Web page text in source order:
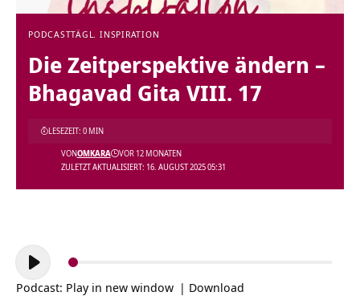
PODCASTTÄGL. INSPIRATION
Die Zeitperspektive ändern –
Bhagavad Gita VIII. 17
ZULETZT AKTUALISIERT: 16. AUGUST 2025 05:31
VONOMKARA VOR 12 MONATEN
LESEZEIT: 0 MIN
Audio-
Player
Podcast: Play in new window | Download